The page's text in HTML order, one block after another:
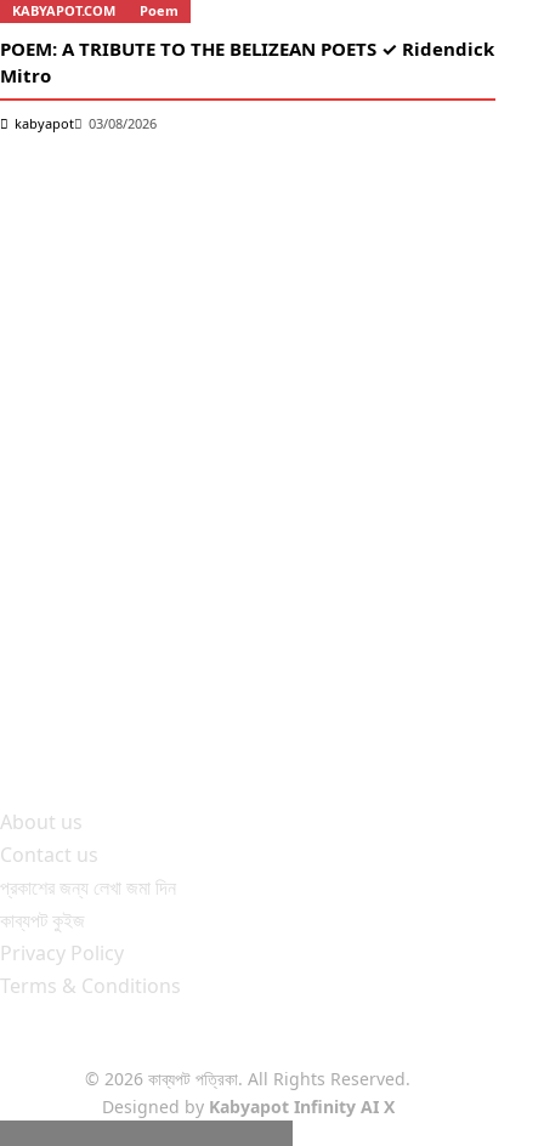
KABYAPOT.COM Poem
POEM: A TRIBUTE TO THE BELIZEAN POETS ✓ Ridendick
Mitro
kabyapot 03/08/2026
About us
Contact us
প্রকাশের জন্য লেখা জমা দিন
কাব্যপট কুইজ
Privacy Policy
Terms & Conditions
© 2026 কাব্যপট পত্রিকা. All Rights Reserved.
Designed by Kabyapot Infinity AI X